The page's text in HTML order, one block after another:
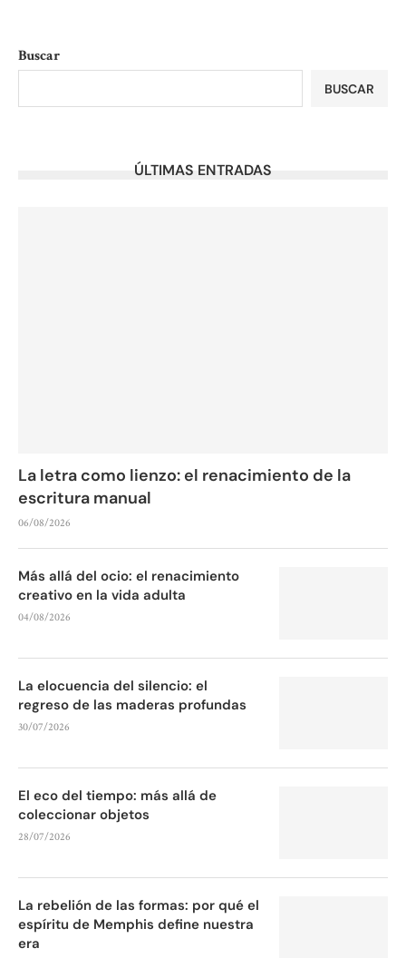
Buscar
BUSCAR
ÚLTIMAS ENTRADAS
La letra como lienzo: el renacimiento de la
escritura manual
06/08/2026
Más allá del ocio: el renacimiento
creativo en la vida adulta
04/08/2026
La elocuencia del silencio: el
regreso de las maderas profundas
30/07/2026
El eco del tiempo: más allá de
coleccionar objetos
28/07/2026
La rebelión de las formas: por qué el
espíritu de Memphis define nuestra
era